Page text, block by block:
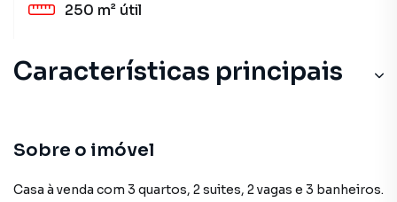
250 m² útil
Características principais
Sobre o imóvel
Casa à venda com 3 quartos, 2 suites, 2 vagas e 3 banheiros.